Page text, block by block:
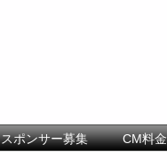
スポンサー募集 CM料